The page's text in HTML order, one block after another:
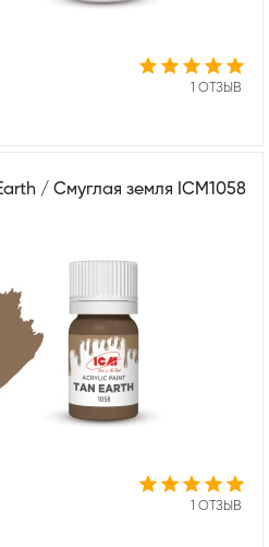
1 ОТЗЫВ
/ Смуглая земля ICM1058
1 ОТЗЫВ